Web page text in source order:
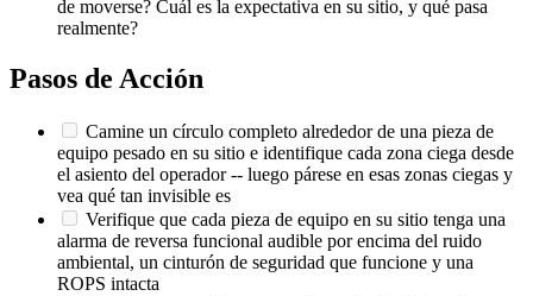
de moverse? Cuál es la expectativa en su sitio, y qué pasa
realmente?
Pasos de Acción
Camine un círculo completo alrededor de una pieza de
equipo pesado en su sitio e identifique cada zona ciega desde
el asiento del operador -- luego párese en esas zonas ciegas y
vea qué tan invisible es
Verifique que cada pieza de equipo en su sitio tenga una
alarma de reversa funcional audible por encima del ruido
ambiental, un cinturón de seguridad que funcione y una
ROPS intacta